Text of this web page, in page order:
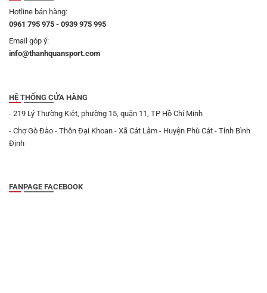
Hotline bán hàng:
0961 795 975 - 0939 975 995
Email góp ý:
info@thanhquansport.com
HỆ THỐNG CỬA HÀNG
- 219 Lý Thường Kiệt, phường 15, quận 11, TP Hồ Chí Minh
- Chợ Gò Đào - Thôn Đại Khoan - Xã Cát Lâm - Huyện Phù Cát - Tỉnh Bình
Định
FANPAGE FACEBOOK